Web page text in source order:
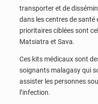
transporter et de
dans les centres de
prioritaires ciblées sont
Matsiatra et Sava.
Ces kits médicaux sont
soignants malagasy qui
assister les personnes
l’infection.